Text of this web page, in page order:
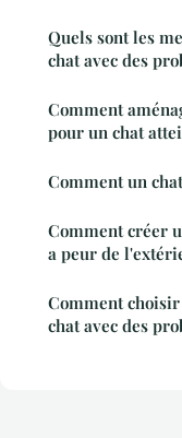
Quels sont les
chat avec des
Comment
pour un chat
Comment un
Comment créer
a peur de
Comment
chat avec des